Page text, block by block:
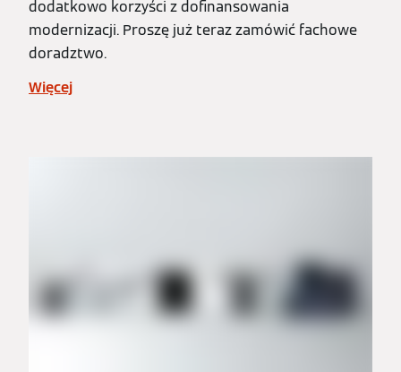
dodatkowo korzyści z dofinansowania
modernizacji. Proszę już teraz zamówić fachowe
doradztwo.
Więcej